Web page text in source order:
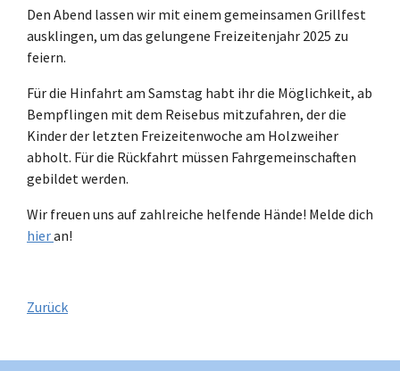
Den Abend lassen wir mit einem gemeinsamen Grillfest
ausklingen, um das gelungene Freizeitenjahr 2025 zu
feiern.
Für die Hinfahrt am Samstag habt ihr die Möglichkeit, ab
Bempflingen mit dem Reisebus mitzufahren, der die
Kinder der letzten Freizeitenwoche am Holzweiher
abholt. Für die Rückfahrt müssen Fahrgemeinschaften
gebildet werden.
Wir freuen uns auf zahlreiche helfende Hände! Melde dich
hieran!
Zurück